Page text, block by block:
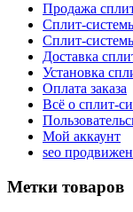
Продажа
Сплит-
Сплит-
Доставка
Установка
Оплата заказа
Всё о сплит-
Мой аккаунт
seo
Метки товаров